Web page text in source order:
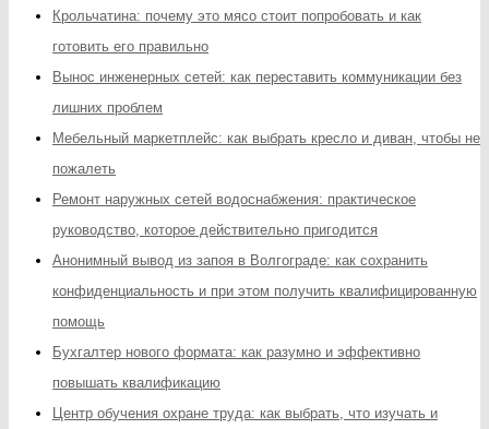
Крольчатина: почему это мясо стоит попробовать и как
готовить его правильно
Вынос инженерных сетей: как переставить коммуникации без
лишних проблем
Мебельный маркетплейс: как выбрать кресло и диван, чтобы не
пожалеть
Ремонт наружных сетей водоснабжения: практическое
руководство, которое действительно пригодится
Анонимный вывод из запоя в Волгограде: как сохранить
конфиденциальность и при этом получить квалифицированную
помощь
Бухгалтер нового формата: как разумно и эффективно
повышать квалификацию
Центр обучения охране труда: как выбрать, что изучать и